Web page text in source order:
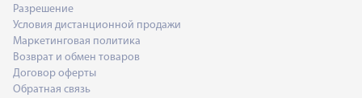
Разрешение
Условия дистанционной продажи
Маркетинговая политика
Возврат и обмен товаров
Договор оферты
Обратная связь